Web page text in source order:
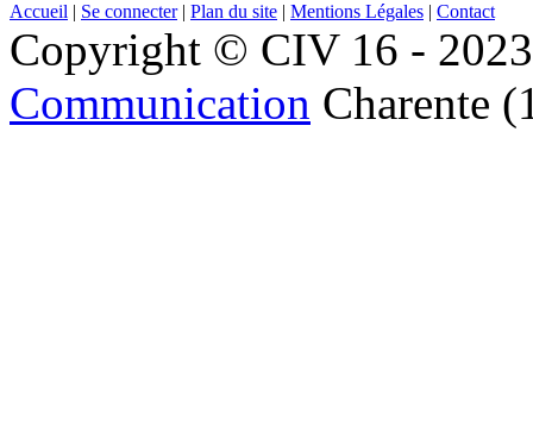
Accueil | Se connecter| Plan du site | Mentions Légales | Contact
Copyright © CIV 16 -
Communication Charente